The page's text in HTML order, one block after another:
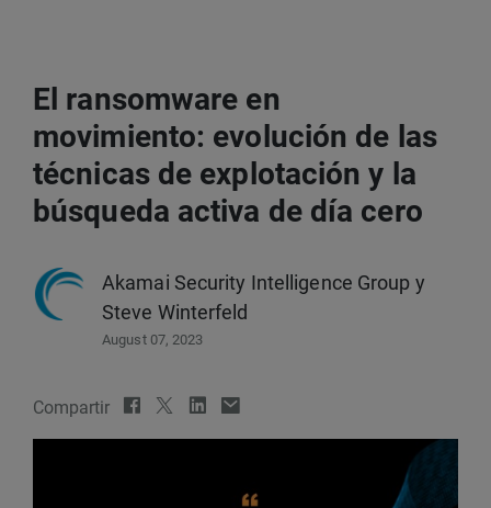
El ransomware en
movimiento: evolución de las
técnicas de explotación y la
búsqueda activa de día cero
Akamai Security Intelligence Group y
Steve Winterfeld
August 07, 2023
Compartir